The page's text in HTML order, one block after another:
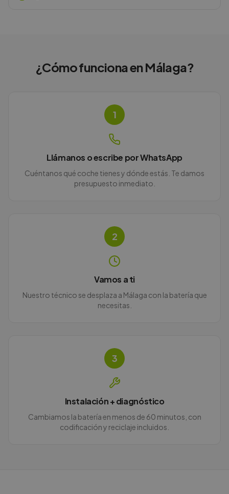
¿Cómo funciona enMálaga?
1
Llámanos o escribe por WhatsApp
Cuéntanos qué coche tienes y dónde estás. Te damos
presupuesto inmediato.
2
Vamos a ti
Nuestro técnico se desplaza a Málaga con la batería que
necesitas.
3
Instalación + diagnóstico
Cambiamos la batería en menos de 60 minutos, con
codificación y reciclaje incluidos.